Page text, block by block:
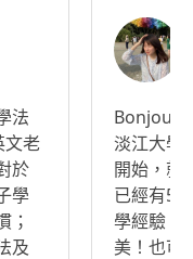
法
文老
於
學
；
及
Bonjour!
淡江大學
開始，就
已經有5
學經驗，
美！也可